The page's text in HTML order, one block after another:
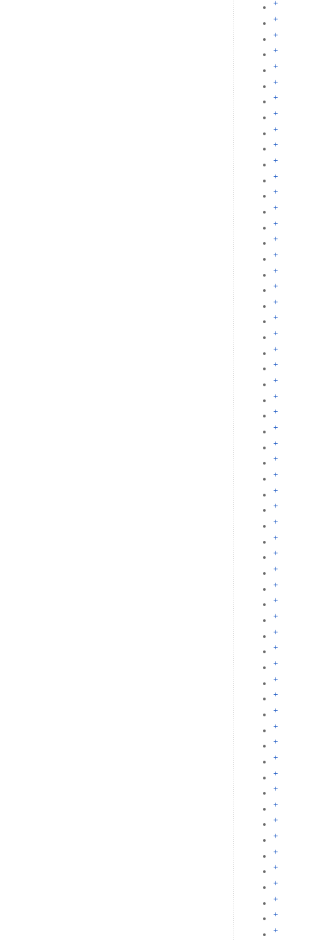
+
+
+
+
+
+
+
+
+
+
+
+
+
+
+
+
+
+
+
+
+
+
+
+
+
+
+
+
+
+
+
+
+
+
+
+
+
+
+
+
+
+
+
+
+
+
+
+
+
+
+
+
+
+
+
+
+
+
+
+